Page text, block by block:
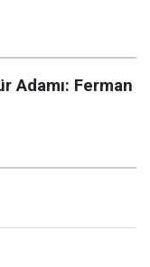
Adamı: Ferman